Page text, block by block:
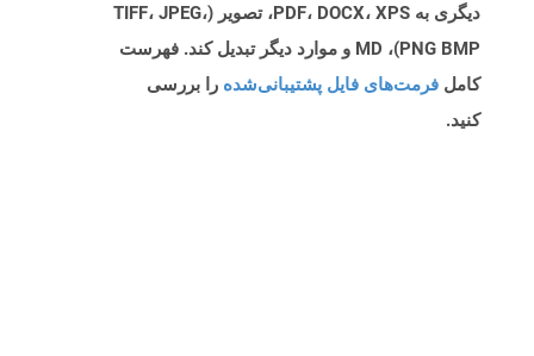
دیگری به PDF، DOCX، XPS، تصویر (TIFF، JPEG،
PNG BMP)، MD و موارد دیگر تبدیل کند. فهرست
کامل فرمت‌های فایل پشتیبانی‌شده را بررسی
کنید.